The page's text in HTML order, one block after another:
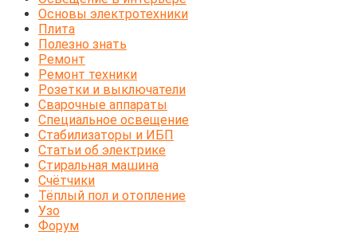
Основы электротехники
Плита
Полезно знать
Ремонт
Ремонт техники
Розетки и выключатели
Сварочные аппараты
Специальное освещение
Стабилизаторы и ИБП
Статьи об электрике
Стиральная машина
Счётчики
Тёплый пол и отопление
Узо
Форум